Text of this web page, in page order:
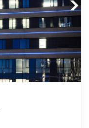
Next